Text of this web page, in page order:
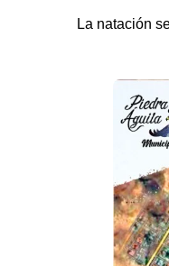
La natación